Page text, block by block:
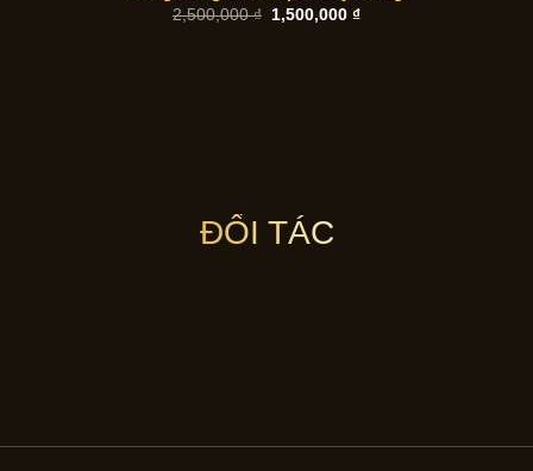
2,500,000₫
Giá
1,500,000₫Giá
ĐỐI TÁC